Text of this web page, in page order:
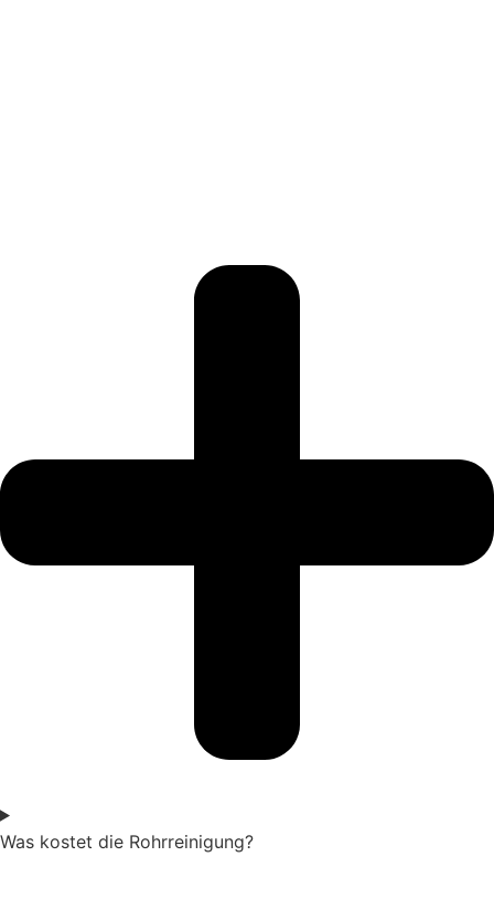
Was kostet die Rohrreinigung?